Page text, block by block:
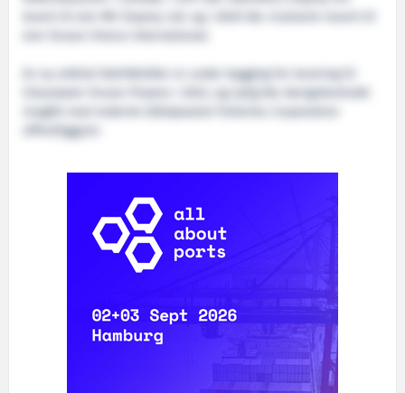
levert til eier MV Osprey Ltd. og i 2020 ble «Calvert» levert til
En ny arktisk fabrikktråler er under bygging for levering til
Clearwater Ocean Prawns i 2022, og nylig ble designkontrakt
inngått med rederiet Qikiqtaaluk Fisheries Corporation
offentliggjort.